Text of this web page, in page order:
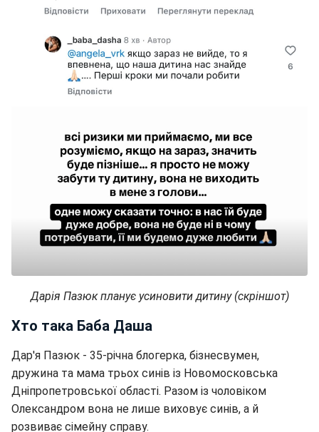
Дарія Пазюк планує усиновити дитину (скріншот)
Хто така Баба Даша
Дар'я Пазюк - 35-річна блогерка, бізнесвумен,
дружина та мама трьох синів із Новомосковська
Дніпропетровської області. Разом із чоловіком
Олександром вона не лише виховує синів, а й
розвиває сімейну справу.